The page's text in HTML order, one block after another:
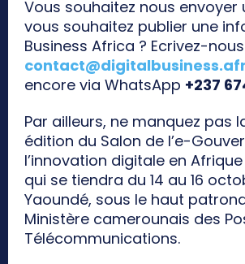
Vous souhaitez nous envoyer
vous souhaitez publier une
Business Africa ? Ecrivez-
encore via WhatsApp +237
Par ailleurs, ne manquez pas
édition du Salon de l’e-
l’innovation digitale en
qui se tiendra du 14 au 16
Yaoundé, sous le haut
Ministère camerounais des
Télécommunications.